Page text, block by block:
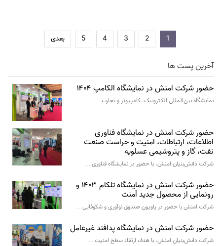
1
2
3
4
5 بعدی
آخرین پست ها
حضور شرکت امنش در نمایشگاه الکامپ ۱۴۰۴
نمایشگاه بین‌المللی الکترونیک، کامپیوتر و تجارت …
حضور شرکت امنش در نمایشگاه فناوری
اطلاعات، ارتباطات، امنیت و حراست صنعت
نفت، گاز و پتروشیمی عسلویه
شرکت دانش‌بنیان امنش، با حضور در نمایشگاه فناوری …
حضور شرکت امنش در نمایشگاه تلکام ۱۴۰۳ و
رونمایی از محصول جدید اَمنت
شرکت امنش با حضور در پاویون صندوق نوآوری و شکوفایی …
حضور شرکت امنش در نمایشگاه پدافند غیرعامل
شرکت دانش‌بنیان امنش، با هدف ارتقاء سطح امنیت …